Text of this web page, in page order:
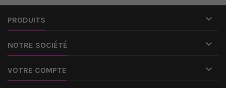
PRODUITS 
NOTRE SOCIÉTÉ 
VOTRE COMPTE 